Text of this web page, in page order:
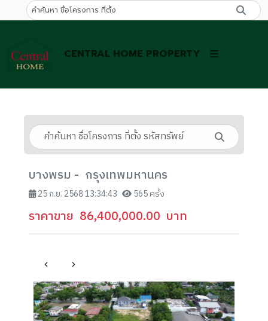
CENTRAL HOME PROPERTY
บางพรม - กรุงเทพมหานคร
25 ก.ย. 2568 13:34:43 565 ครั้ง
ราคาขาย 86,400,000.00 บาท